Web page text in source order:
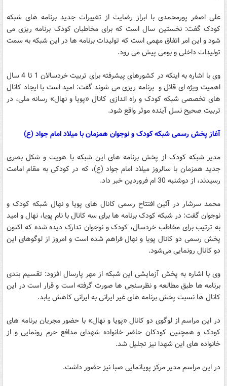
علی اصغر پورمحمدی با ابراز رضایت از تغییرات جدید برنامه های شبکه
کودک گفت: نخستین سال است که برای مخاطبان کودک برنامه ریزی می
شود و این امر اتفاق مهمی است که تولیدات برنامه ها در این شبکه به سمت
تولیدات داخلی و بومی پیش می رود.
وی با اشاره به اینکه در کشورهای پیشرفته برای تربیت خردسالان 1 تا 4 سال
اهمیت ویژه ای قائل و برنامه ریزی می شوند گفت: امید است با ایجاد کانال
های تخصصی شبکه کودک و راه اندازی کانال «پویا و نهال» رسانه ملی، در
تربیت صحیح نسل آینده موثر واقع شود.
آغاز پخش رسمی شبکه کودک و نوجوان همزمان با میلاد امام جواد (ع)
مدیر شبکه کودک از پخش برنامه های این شبکه با هویت و شکل بصری
جدید همزمان با سالروز میلاد امام جواد (ع)، که در کودکی به مقام امامت
رسیدند، از دوشنبه 30 ام فروردین خبر داد.
محمد سرشار در آئین افتتاح رسمی کانال های پویا و نهال شبکه کودک و
نوجوان گفت: در شبکه کودک برنامه ها برای سه کانال با نام پویا، نهال و امید
به ترتیب برای مخاطب خردسال، کودک و نوجوان تدارک دیده شده که اکنون
پخش رسمی دو کانال پویا و نهال فراهم شده است و امروز از لوگوهای این
دو کانال رونمایی می‌شود.
وی با اشاره به پخش آزمایشی این شبکه از مهر پارسال افزود: تقسیم بندی
برنامه ها طبق مطالعه و نظرسنجی ها صورت گرفته است و قرار است در این
کانال ها نسبت پخش برنامه های غیر ایرانی به ایرانی کاهش یابد.
در این مراسم از لوگوی دو کانال «پویا و نهال» با حضور مجریان برنامه های
کودک و همچنین کودکان حاضر خانواده شهدای مدافع حرم رونمایی و از
خانواده های این شهدا نیز تجلیل شد.
در این مراسم مدیر مرکز پویانمایی صبا نیز حضور داشت.